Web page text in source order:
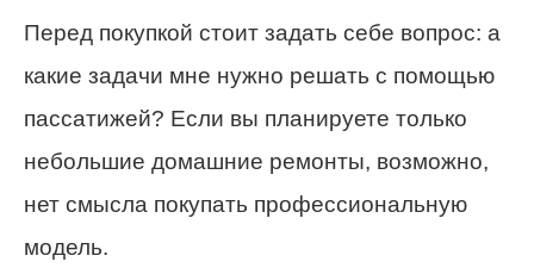
Перед покупкой стоит задать себе вопрос: а
какие задачи мне нужно решать с помощью
пассатижей? Если вы планируете только
небольшие домашние ремонты, возможно,
нет смысла покупать профессиональную
модель.